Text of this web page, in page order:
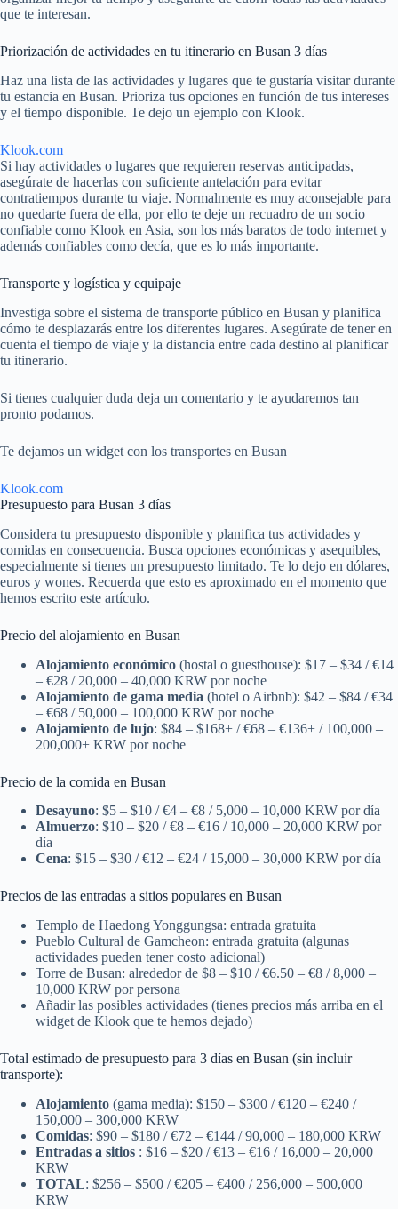
que te interesan.
Priorización de actividades en tu itinerario en Busan 3 días
Haz una lista de las actividades y lugares que te gustaría visitar durante
tu estancia en Busan. Prioriza tus opciones en función de tus intereses
y el tiempo disponible. Te dejo un ejemplo con Klook.
Klook.com
Si hay actividades o lugares que requieren reservas anticipadas,
asegúrate de hacerlas con suficiente antelación para evitar
contratiempos durante tu viaje. Normalmente es muy aconsejable para
no quedarte fuera de ella, por ello te deje un recuadro de un socio
confiable como Klook en Asia, son los más baratos de todo internet y
además confiables como decía, que es lo más importante.
Transporte y logística y equipaje
Investiga sobre el sistema de transporte público en Busan y planifica
cómo te desplazarás entre los diferentes lugares. Asegúrate de tener en
cuenta el tiempo de viaje y la distancia entre cada destino al planificar
tu itinerario.
Si tienes cualquier duda deja un comentario y te ayudaremos tan
pronto podamos.
Te dejamos un widget con los transportes en Busan
Klook.com
Presupuesto para Busan 3 días
Considera tu presupuesto disponible y planifica tus actividades y
comidas en consecuencia. Busca opciones económicas y asequibles,
especialmente si tienes un presupuesto limitado. Te lo dejo en dólares,
euros y wones. Recuerda que esto es aproximado en el momento que
hemos escrito este artículo.
Precio del alojamiento en Busan
Alojamiento económico (hostal o guesthouse): $17 – $34 / €14
– €28 / 20,000 – 40,000 KRW por noche
Alojamiento de gama media (hotel o Airbnb): $42 – $84 / €34
– €68 / 50,000 – 100,000 KRW por noche
Alojamiento de lujo: $84 – $168+ / €68 – €136+ / 100,000 –
200,000+ KRW por noche
Precio de la comida en Busan
Desayuno: $5 – $10 / €4 – €8 / 5,000 – 10,000 KRW por día
Almuerzo: $10 – $20 / €8 – €16 / 10,000 – 20,000 KRW por
día
Cena: $15 – $30 / €12 – €24 / 15,000 – 30,000 KRW por día
Precios de las entradas a sitios populares en Busan
Templo de Haedong Yonggungsa: entrada gratuita
Pueblo Cultural de Gamcheon: entrada gratuita (algunas
actividades pueden tener costo adicional)
Torre de Busan: alrededor de $8 – $10 / €6.50 – €8 / 8,000 –
10,000 KRW por persona
Añadir las posibles actividades (tienes precios más arriba en el
widget de Klook que te hemos dejado)
Total estimado de presupuesto para 3 días en Busan (sin incluir
transporte):
Alojamiento (gama media): $150 – $300 / €120 – €240 /
150,000 – 300,000 KRW
Comidas: $90 – $180 / €72 – €144 / 90,000 – 180,000 KRW
Entradas a sitios : $16 – $20 / €13 – €16 / 16,000 – 20,000
KRW
TOTAL: $256 – $500 / €205 – €400 / 256,000 – 500,000
KRW